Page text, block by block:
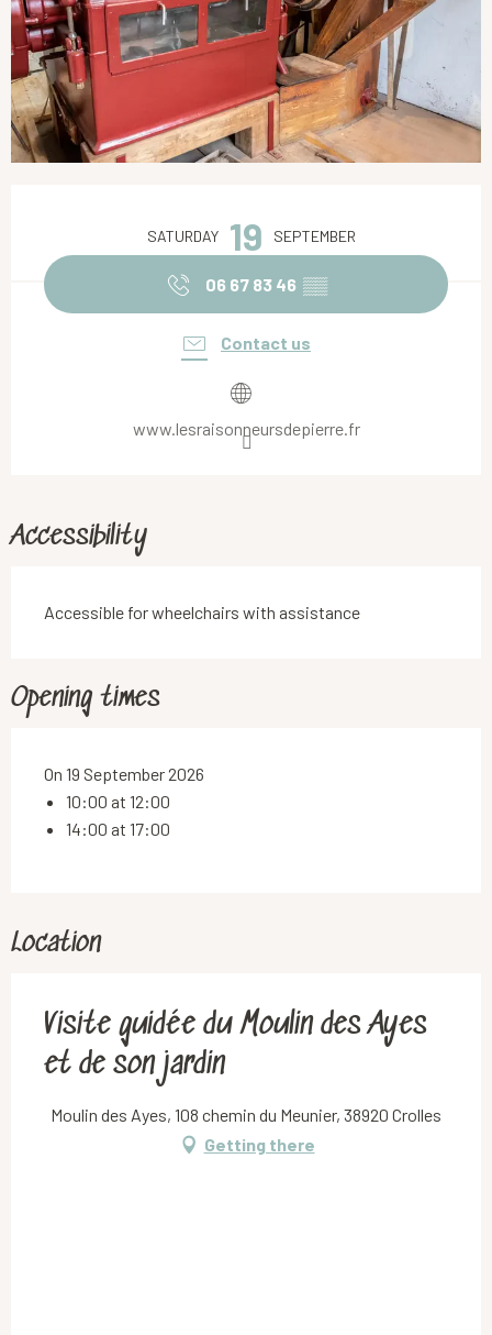
SATURDAY 19 SEPTEMBER
06 67 83 46 ▒▒
Contact us
www.lesraisonneursdepierre.fr
Accessibility
Accessible for wheelchairs with assistance
Opening times
On 19 September 2026
10:00 at 12:00
14:00 at 17:00
Location
Visite guidée du Moulin des Ayes
et de son jardin
Moulin des Ayes, 108 chemin du Meunier, 38920 Crolles
Getting there